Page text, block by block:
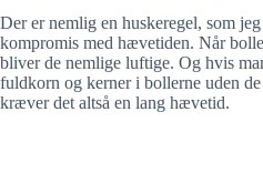
i
Der er nemlig en huskeregel, som
kompromis med hævetiden. Når
bliver de nemlige luftige. Og hvis
fuldkorn og kerner i bollerne uden
kræver det altså en lang hævetid.